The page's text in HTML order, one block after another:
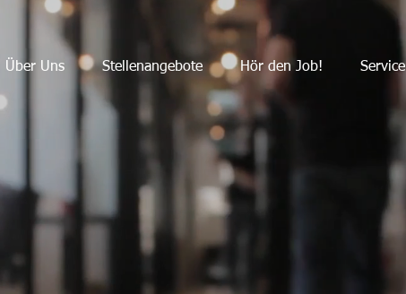
Über Uns Stellenangebote Hör den Job! Service